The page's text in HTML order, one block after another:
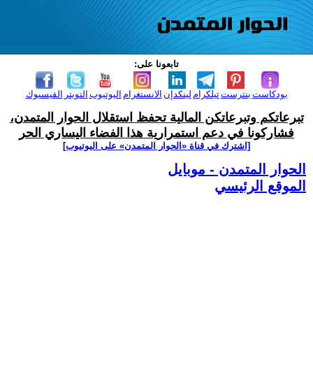
تابعونا على:
الفيسبوك التويتر اليوتيوب الانستغرام لينكدإن تيلكرامبنترست بودكاست
تبرعاتكم وتبرعاتكن المالية تحفظ استقلال الحوار المتمدن،
فشاركونا في دعم استمرارية هذا الفضاء اليساري الحر
[اشترك في قناة ‫«الحوار المتمدن» على اليوتيوب]
الحوار المتمدن - موبايل
الموقع الرئيسي